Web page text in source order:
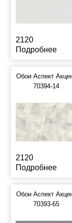
2120
Подробнее
Обои Аспект
70394-14
2120
Подробнее
Обои Аспект
70393-65